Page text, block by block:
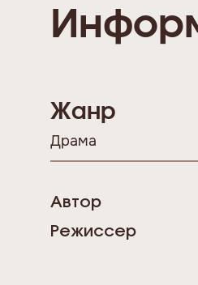
Жанр
Драма
Автор
Режиссер